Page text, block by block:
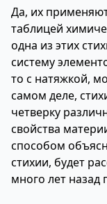
Да, их
таблицей
одна из этих
систему
то с натяжкой,
самом деле,
четверку
свойства
способом
стихии, будет
много лет